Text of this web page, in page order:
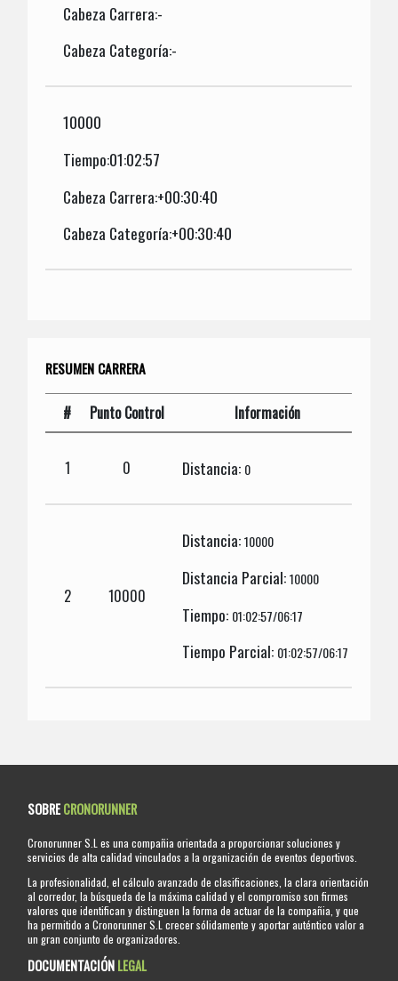
Cabeza Carrera:-
Cabeza Categoría:-
10000
Tiempo:01:02:57
Cabeza Carrera:+00:30:40
Cabeza Categoría:+00:30:40
RESUMEN CARRERA
# Punto Control Información
1 0 Distancia: 0
2 10000
Distancia:10000
Distancia Parcial:10000
Tiempo: 01:02:57/06:17
Tiempo Parcial: 01:02:57/06:17
SOBRECRONORUNNER
Cronorunner S.L es una compañia orientada a proporcionar soluciones y
servicios de alta calidad vinculados a la organización de eventos deportivos.
La profesionalidad, el cálculo avanzado de clasificaciones, la clara orientación
al corredor, la búsqueda de la máxima calidad y el compromiso son firmes
valores que identifican y distinguen la forma de actuar de la compañia, y que
ha permitido a Cronorunner S.L crecer sólidamente y aportar auténtico valor a
un gran conjunto de organizadores.
DOCUMENTACIÓNLEGAL